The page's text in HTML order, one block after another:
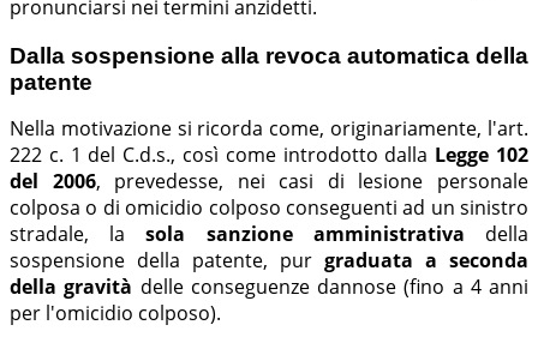
pronunciarsi nei termini anzidetti.
Dalla sospensione alla revoca automatica della
patente
Nella motivazione si ricorda come, originariamente, l'art.
222 c. 1 del C.d.s., così come introdotto dalla Legge 102
del 2006, prevedesse, nei casi di lesione personale
colposa o di omicidio colposo conseguenti ad un sinistro
stradale, lasola sanzione amministrativa della
sospensione della patente, pur graduata a seconda
della gravità delle conseguenze dannose (fino a 4 anni
per l'omicidio colposo).